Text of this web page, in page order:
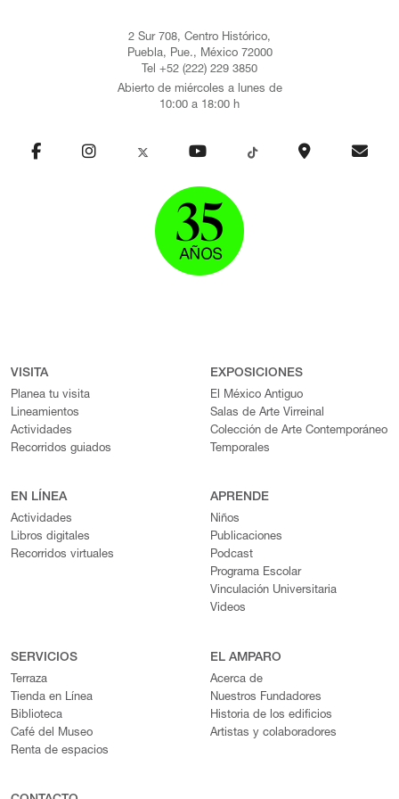
2 Sur 708, Centro Histórico,
Puebla, Pue., México 72000
Tel +52 (222) 229 3850
Abierto de miércoles a lunes de
10:00 a 18:00 h
VISITA
Planea tu visita
Lineamientos
Actividades
Recorridos guiados
EXPOSICIONES
El México Antiguo
Salas de Arte Virreinal
Colección de Arte Contemporáneo
Temporales
EN LÍNEA
Actividades
Libros digitales
Recorridos virtuales
APRENDE
Niños
Publicaciones
Podcast
Programa Escolar
Vinculación Universitaria
Videos
SERVICIOS
Terraza
Tienda en Línea
Biblioteca
Café del Museo
Renta de espacios
EL AMPARO
Acerca de
Nuestros Fundadores
Historia de los edificios
Artistas y colaboradores